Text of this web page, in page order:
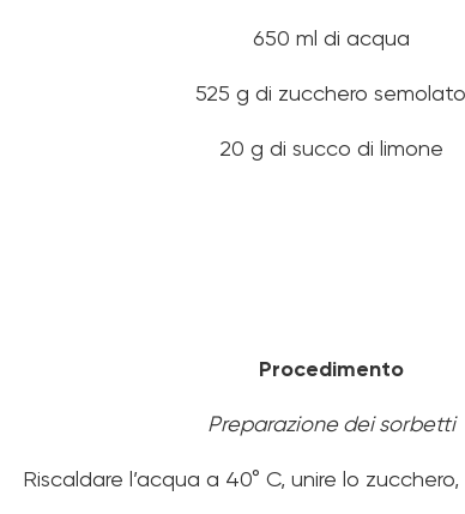
650 ml di acqua
525 g di zucchero semolato
20 g di succo di limone
Procedimento
Preparazione dei sorbetti
Riscaldare l’acqua a 40° C, unire lo